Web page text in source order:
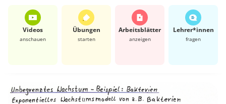
Videos
anschauen
Übungen
starten
Arbeits­blätter
anzeigen
Lehrer*​innen
fragen